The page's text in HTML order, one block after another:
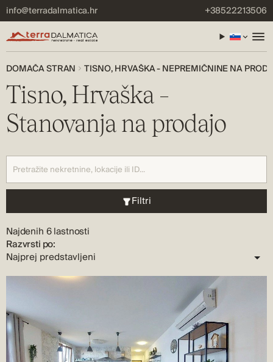
info@terradalmatica.hr +38522213506
DOMAČA STRAN TISNO, HRVAŠKA - NEPREMIČNINE NA
Tisno, Hrvaška –
Stanovanja na prodajo
Filtri
Najdenih 6 lastnosti
Razvrsti po: